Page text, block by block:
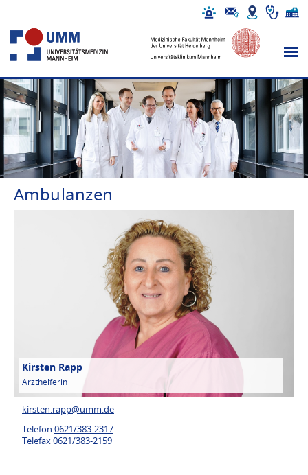
Ambulanzen
Kirsten Rapp
Arzthelferin
kirsten.rapp@umm.de
Telefon 0621/383-2317
Telefax 0621/383-2159